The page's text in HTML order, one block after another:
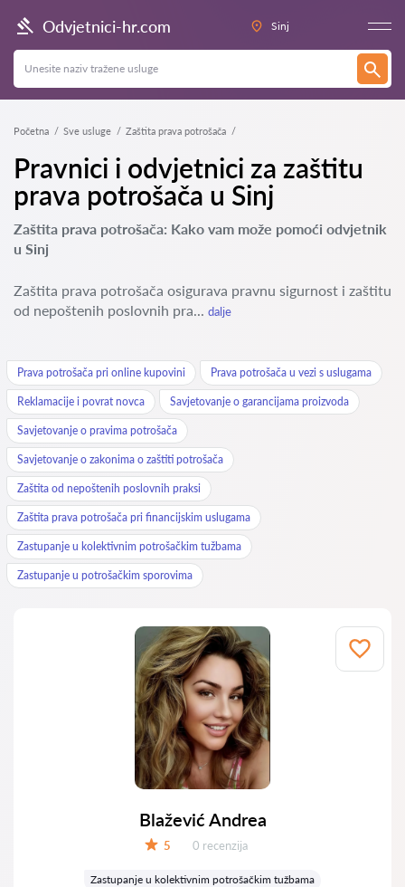
Odvjetnici-hr.com Sinj
Početna Sve usluge Zaštita prava potrošača
Pravnici i odvjetnici za zaštitu
prava potrošača u Sinj
Zaštita prava potrošača: Kako vam može pomoći odvjetnik
u Sinj
Zaštita prava potrošača osigurava pravnu sigurnost i zaštitu
od nepoštenih poslovnih pra... dalje
Prava potrošača pri online kupovini Prava potrošača u vezi s uslugama
Reklamacije i povrat novca Savjetovanje o garancijama proizvoda
Savjetovanje o pravima potrošača
Savjetovanje o zakonima o zaštiti potrošača
Zaštita od nepoštenih poslovnih praksi
Zaštita prava potrošača pri financijskim uslugama
Zastupanje u kolektivnim potrošačkim tužbama
Zastupanje u potrošačkim sporovima
Blažević Andrea
5 Recenzija:
0 recenzija
Zastupanje u kolektivnim potrošačkim tužbama